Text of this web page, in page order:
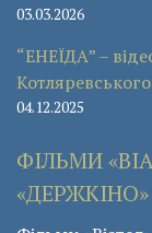
03.03.2026
“ЕНЕЇДА” –
04.12.2025
ФІЛЬМИ
«ДЕРЖКІНО»